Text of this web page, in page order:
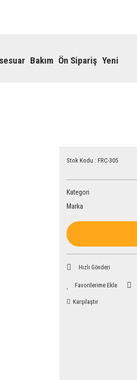
Bakım Ön Sipariş Yeni
Stok Kodu : FRC-305
Kategori
Marka
Hızlı Gönderi
Karşılaştır